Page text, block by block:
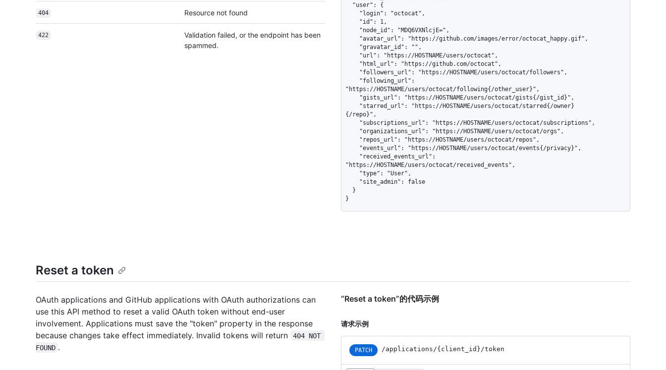
404 Resource not found
422
Validation failed, or the endpoint has been
spammed.
"https://HOSTNAME/users/octocat/following{/other_user}",
{/repo}",
"https://HOSTNAME/users/octocat/received_events",
}
Reset a token
OAuth applications and GitHub applications with OAuth authorizations can
use this API method to reset a valid OAuth token without end-user
involvement. Applications must save the "token" property in the response
because changes take effect immediately. Invalid tokens will return
404 NOT
FOUND .
“Reset a token”的代码示例
请求示例
PATCH /applications /{client_ id} /token